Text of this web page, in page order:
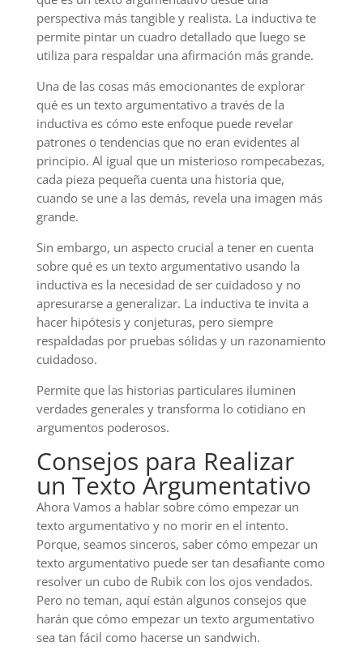
perspectiva más tangible y realista. La inductiva te
permite pintar un cuadro detallado que luego se
utiliza para respaldar una afirmación más grande.
Una de las cosas más emocionantes de explorar
qué es un texto argumentativo a través de la
inductiva es cómo este enfoque puede revelar
patrones o tendencias que no eran evidentes al
principio. Al igual que un misterioso rompecabezas,
cada pieza pequeña cuenta una historia que,
cuando se une a las demás, revela una imagen más
grande.
Sin embargo, un aspecto crucial a tener en cuenta
sobre qué es un texto argumentativo usando la
inductiva es la necesidad de ser cuidadoso y no
apresurarse a generalizar. La inductiva te invita a
hacer hipótesis y conjeturas, pero siempre
respaldadas por pruebas sólidas y un razonamiento
cuidadoso.
Permite que las historias particulares iluminen
verdades generales y transforma lo cotidiano en
argumentos poderosos.
Consejos para Realizar
un Texto Argumentativo
Ahora Vamos a hablar sobre cómo empezar un
texto argumentativo y no morir en el intento.
Porque, seamos sinceros, saber cómo empezar un
texto argumentativo puede ser tan desafiante como
resolver un cubo de Rubik con los ojos vendados.
Pero no teman, aquí están algunos consejos que
harán que cómo empezar un texto argumentativo
sea tan fácil como hacerse un sandwich.